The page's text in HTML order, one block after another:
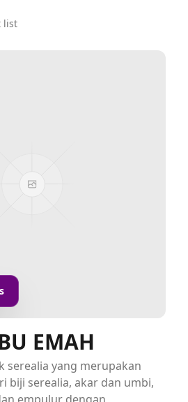
list
EMAH
serealia yang merupakan
biji serealia, akar dan umbi,